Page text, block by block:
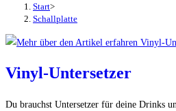
das
aus-
einzuklappen
Start>
Schallplatte
Vinyl-Untersetzer
Du brauchst Untersetzer für deine Drinks